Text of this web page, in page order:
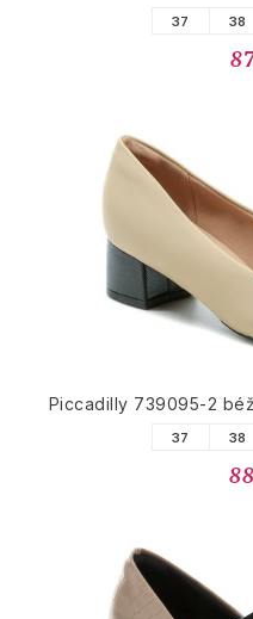
37 38
Piccadilly 739095-2
37 38